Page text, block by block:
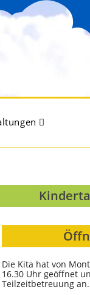
Die Kita hat von
16.30 Uhr geöffnet
Teilzeitbetreuung an.